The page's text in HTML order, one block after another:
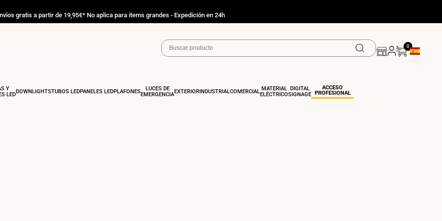
gratis a partir de 19,95€* No aplica para items grandes - Expedición en 24h
0
Y
LEDDOWNLIGHTSTUBOS LEDPANELES LEDPLAFONES
LUCES DE
EMERGENCIAEXTERIORINDUSTRIAL COMERCIAL MATERIAL
ELÉCTRICO
DIGITAL
SIGNAGE
ACCESO
PROFESIONAL